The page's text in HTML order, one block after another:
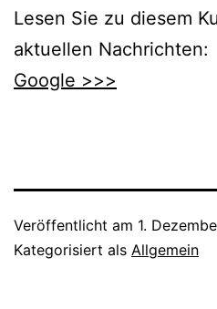
Lesen Sie zu diesem
aktuellen Nachrichten:
Google >>>
Veröffentlicht am 1.
Kategorisiert als Allgemein